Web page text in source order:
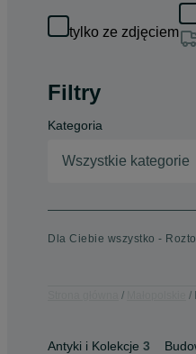
tylko ze zdjęciem
Filtry
Kategoria
Wszystkie kategorie
Dla Ciebie wszystko -
Antyki i Kolekcje 3